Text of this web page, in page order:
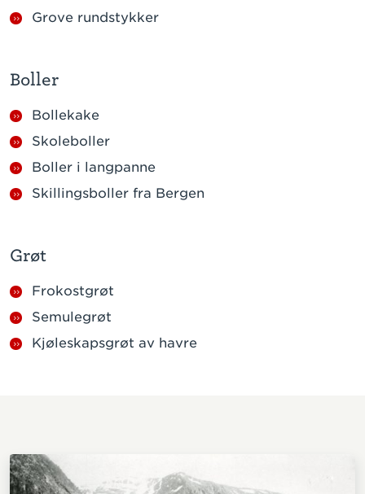
Grove rundstykker
Boller
Bollekake
Skoleboller
Boller i langpanne
Skillingsboller fra Bergen
Grøt
Frokostgrøt
Semulegrøt
Kjøleskapsgrøt av havre